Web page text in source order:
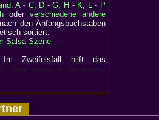
A - C, D - G, H - K, L - P
oder verschiedene andere
den Anfangsbuchstaben
sortiert.
Salsa-Szene
Zweifelsfall hilft das
© Salsa tanzen in Deutschland: